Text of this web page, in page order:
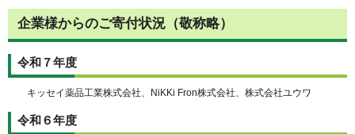
企業様からのご寄付状況（敬称略）
令和７年度
キッセイ薬品工業株式会社、NiKKi Fron株式会社、株式会社ユウワ
令和６年度